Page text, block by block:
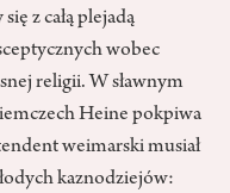
z całą plejadą
wobec
religii. W sławnym
Heine pokpiwa
weimarski musiał
kaznodziejów: